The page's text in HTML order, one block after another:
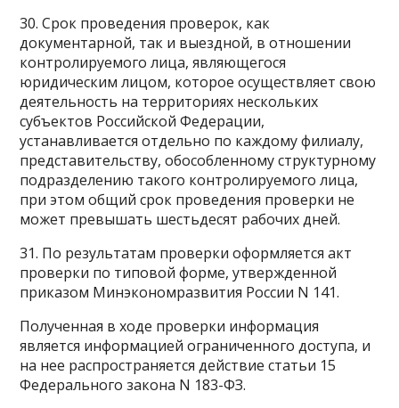
30. Срок проведения проверок, как
документарной, так и выездной, в отношении
контролируемого лица, являющегося
юридическим лицом, которое осуществляет свою
деятельность на территориях нескольких
субъектов Российской Федерации,
устанавливается отдельно по каждому филиалу,
представительству, обособленному структурному
подразделению такого контролируемого лица,
при этом общий срок проведения проверки не
может превышать шестьдесят рабочих дней.
31. По результатам проверки оформляется акт
проверки по типовой форме, утвержденной
приказом Минэкономразвития России N 141.
Полученная в ходе проверки информация
является информацией ограниченного доступа, и
на нее распространяется действие статьи 15
Федерального закона N 183-ФЗ.